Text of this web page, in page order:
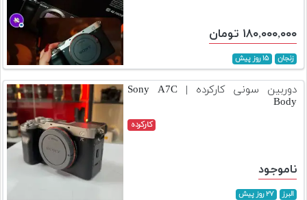
۱۸۰,۰۰۰,۰۰۰ تومان
زنجان ۱۵ روز پیش
دوربین سونی کارکرده | Sony A7C
Body
کارکرده
ناموجود
البرز ۲۷ روز پیش